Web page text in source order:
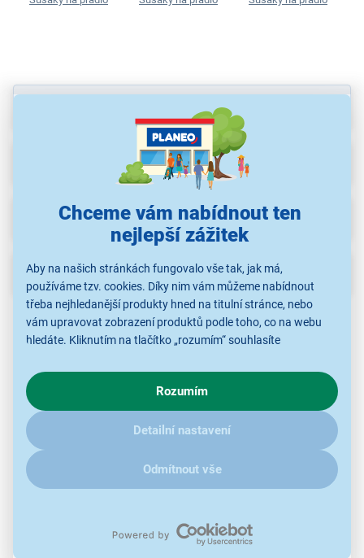
Chceme vám nabídnout ten
nejlepší zážitek
Aby na našich stránkách fungovalo vše tak, jak má,
používáme tzv. cookies. Díky nim vám můžeme nabídnout
třeba nejhledanější produkty hned na titulní stránce, nebo
vám upravovat zobrazení produktů podle toho, co na webu
hledáte. Kliknutím na tlačítko „rozumím“ souhlasíte
chování na webu pro zobrazení cílených reklam. Pokud vás
zajímají detaily, jak u nás s cookies a dalšími údaji pracujeme,
kliknětesem.
Rozumím
Detailní nastavení
Odmítnout vše
Popis
Šňůra na prádlo Leifheit 81708
nosnost 3 plné várky prádla
Recenze(6)
Ke stažení